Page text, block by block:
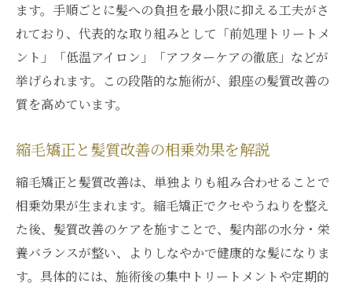
ます。手順ごとに髪への負担を最小限に抑える工夫がさ
れており、代表的な取り組みとして「前処理トリートメ
ント」「低温アイロン」「アフターケアの徹底」などが
挙げられます。この段階的な施術が、銀座の髪質改善の
質を高めています。
縮毛矯正と髪質改善の相乗効果を解説
縮毛矯正と髪質改善は、単独よりも組み合わせることで
相乗効果が生まれます。縮毛矯正でクセやうねりを整え
た後、髪質改善のケアを施すことで、髪内部の水分・栄
養バランスが整い、よりしなやかで健康的な髪になりま
す。具体的には、施術後の集中トリートメントや定期的